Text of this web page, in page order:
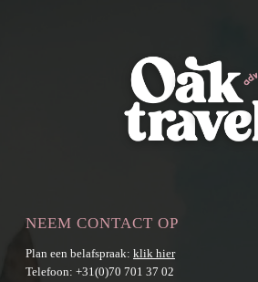
NEEM CONTACT OP
Plan een belafspraak: klik hier
Telefoon: +31(0)70 701 37 02